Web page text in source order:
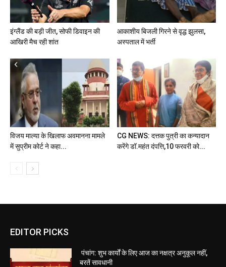
इंग्लैंड की बड़ी जीत, सोफी डिवाइन की
आखिरी मैच रही शांत
आकाशीय बिजली गिरने से वृद्ध झुलसा,
अस्पताल में भर्ती
विजय माल्या के खिलाफ अवमानना मामले
में सुप्रीम कोर्ट ने कहा...
CG NEWS: दत्तक पुत्री का कन्यादान
करेंगे डॉ.महंत दंपत्ति,10 फरवरी को...
EDITOR PICKS
पंचांग: शुभ कार्यों के लिए आज का नक्षत्र अनुकूल नहीं,
बरतें सावधानी